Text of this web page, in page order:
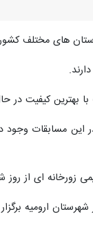
بهترین کیفیت در
این مسابقات
ای از روز